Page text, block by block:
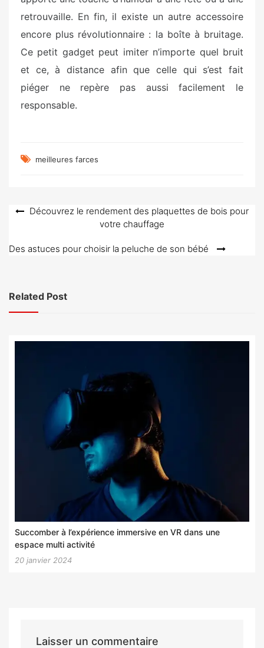
retrouvaille. En fin, il existe un autre accessoire
encore plus révolutionnaire : la boîte à bruitage.
Ce petit gadget peut imiter n’importe quel bruit
et ce, à distance afin que celle qui s’est fait
piéger ne repère pas aussi facilement le
responsable.
meilleures farces
Navigation
l’article
Découvrez le rendement des plaquettes de bois pour
votre chauffage
Des astuces pour choisir la peluche de son bébé
Related Post
Succomber à l’expérience immersive en VR dans une
espace multi activité
20 janvier 2024
Laisser un commentaire